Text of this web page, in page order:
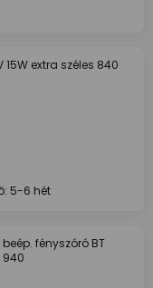
15W extra széles 840
5-6 hét
fényszóró BT
940